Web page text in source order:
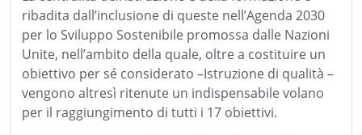
ribadita dall’inclusione di queste nell’Agenda 2030
per lo Sviluppo Sostenibile promossa dalle Nazioni
Unite, nell’ambito della quale, oltre a costituire un
obiettivo per sé considerato –Istruzione di qualità –
vengono altresì ritenute un indispensabile volano
per il raggiungimento di tutti i 17 obiettivi.